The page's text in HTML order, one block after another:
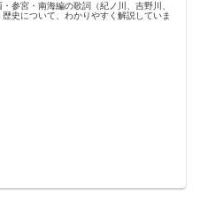
参宮・南海編の歌詞（紀ノ川、吉野川、
史について、わかりやすく解説していま